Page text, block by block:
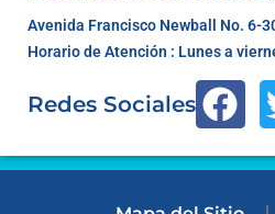
Avenida Francisco Newball No. 6-
Horario de Atención : Lunes a
Redes Sociales